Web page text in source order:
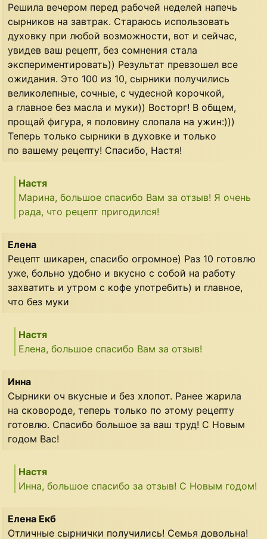
Решила вечером перед рабочей неделей напечь
сырников на завтрак. Стараюсь использовать
духовку при любой возможности, вот и сейчас,
увидев ваш рецепт, без сомнения стала
экспериментировать)) Результат превзошел все
ожидания. Это 100 из 10, сырники получились
великолепные, сочные, с чудесной корочкой,
а главное без масла и муки)) Восторг! В общем,
прощай фигура, я половину слопала на ужин:)))
Теперь только сырники в духовке и только
по вашему рецепту! Спасибо, Настя!
Настя
Марина, большое спасибо Вам за отзыв! Я очень
рада, что рецепт пригодился!
Елена
Рецепт шикарен, спасибо огромное) Раз 10 готовлю
уже, больно удобно и вкусно с собой на работу
захватить и утром с кофе употребить) и главное,
что без муки
Настя
Елена, большое спасибо Вам за отзыв!
Инна
Сырники оч вкусные и без хлопот. Ранее жарила
на сковороде, теперь только по этому рецепту
готовлю. Спасибо большое за ваш труд! С Новым
годом Вас!
Настя
Инна, большое спасибо за отзыв! С Новым годом!
Елена Екб
Отличные сырнички получились! Семья довольна!